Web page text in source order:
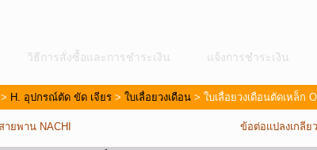
วิธีการสั่งซื้อและการชำระเงิน แจ้งการชำระเงิน
> H. อุปกรณ์ตัด ขัด เจียร > ใบเลื่อยวงเดือน > ใบเลื่อยวงเดือนตัดเหล็ก
ายพาน NACHI ข้อต่อแปลงเกลีย